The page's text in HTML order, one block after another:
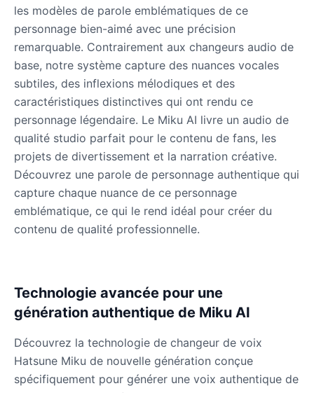
Cyn
Female
Daddy Pig
Male @QuantumRune
Dalek
Male @MoonDiary
Daredevil
Male @ByteFlow
Denji
Denji
les modèles de parole emblématiques de ce
personnage bien-aimé avec une précision
remarquable. Contrairement aux changeurs audio de
base, notre système capture des nuances vocales
subtiles, des inflexions mélodiques et des
caractéristiques distinctives qui ont rendu ce
personnage légendaire. Le Miku AI livre un audio de
qualité studio parfait pour le contenu de fans, les
projets de divertissement et la narration créative.
Découvrez une parole de personnage authentique qui
capture chaque nuance de ce personnage
emblématique, ce qui le rend idéal pour créer du
contenu de qualité professionnelle.
Technologie avancée pour une
génération authentique de Miku AI
Découvrez la technologie de changeur de voix
Hatsune Miku de nouvelle génération conçue
spécifiquement pour générer une voix authentique de